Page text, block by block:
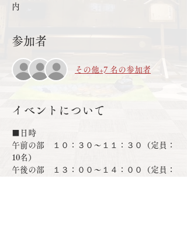
内
参加者
その他+7 名の参加者
イベントについて
■日時
午前の部　１０：３０〜１１：３０（定員：
10名）
午後の部　１３：００〜１４：００（定員：